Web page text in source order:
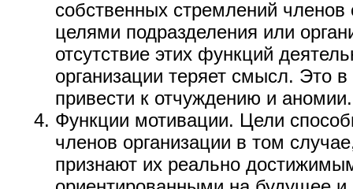
собственных стремлений членов
целями подразделения или
отсутствие этих функций
организации теряет смысл. Это
привести к отчуждению и аномии.
Функции мотивации. Цели
членов организации в том
признают их реально